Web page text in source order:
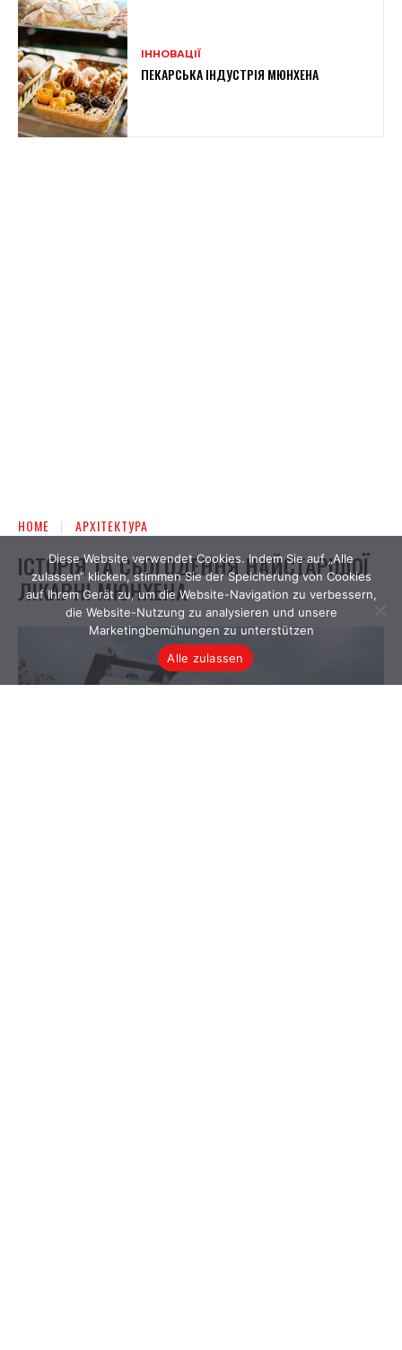
ІННОВАЦІЇ
ПЕКАРСЬКА ІНДУСТРІЯ МЮНХЕНА
Diese Website verwendet Cookies. Indem Sie auf „Alle
zulassen“ klicken, stimmen Sie der Speicherung von Cookies
auf Ihrem Gerät zu, um die Website-Navigation zu verbessern,
die Website-Nutzung zu analysieren und unsere
Marketingbemühungen zu unterstützen
Alle zulassen